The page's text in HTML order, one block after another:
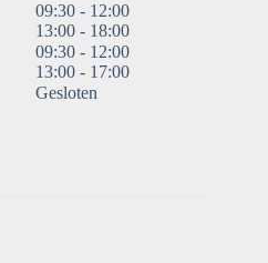
09:30 - 12:00
13:00 - 18:00
09:30 - 12:00
13:00 - 17:00
Gesloten